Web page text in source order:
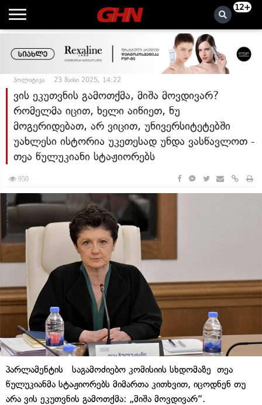
12+
პოლიტიკა 23 მაისი 2025, 14:22
ვის ეკუთვნის გამოთქმა, მიშა მოვდივარ?
რომელმა იცით, ხელი აიწიეთ, ნუ
მოგერიდებათ, არ ვიცით, უნივერსიტეტებში
უახლესი ისტორია უკეთესად უნდა ვასწავლოთ -
თეა წულუკიანი სტაჟიორებს
950
პარლამენტის საგამოძიებო კომისიის სხდომაზე თეა
წულუკიანმა სტაჟიორებს მიმართა კითხვით, იცოდნენ თუ
არა ვის ეკუთვნის გამოთქმა: „მიშა მოვდივარ“.